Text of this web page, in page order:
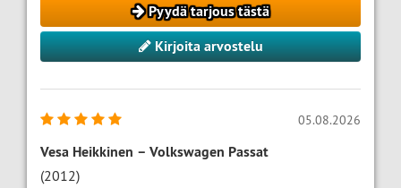
Pyydä tarjous tästä
Kirjoita arvostelu
05.08.2026
Vesa Heikkinen – Volkswagen Passat
(2012)